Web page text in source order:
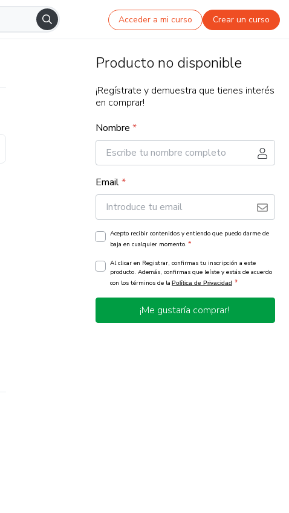
Acceder a mi curso Crear un curso
Producto no disponible
¡Regístrate y demuestra que tienes interés
en comprar!
Nombre *
Email*
Acepto recibir contenidos y entiendo que puedo darme de
baja en cualquier momento. *
Al clicar en Registrar, confirmas tu inscripción a este
producto. Además, confirmas que leíste y estás de acuerdo
con los términos de la Política de Privacidad *
¡Me gustaría comprar!